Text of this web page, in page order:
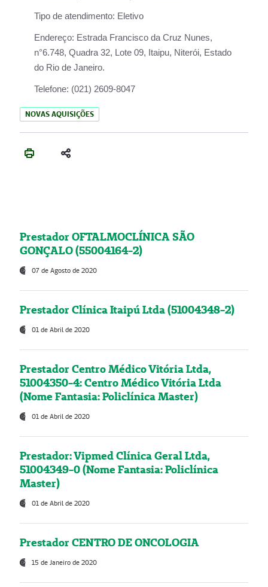
Tipo de atendimento: Eletivo
Endereço: Estrada Francisco da Cruz Nunes,
n°6.748, Quadra 32, Lote 09, Itaipu, Niterói, Estado
do Rio de Janeiro.
Telefone: (021) 2609-8047
NOVAS AQUISIÇÕES
Prestador OFTALMOCLÍNICA SÃO
GONÇALO (55004164-2)
07 de Agosto de 2020
Prestador Clínica Itaipú Ltda (51004348-2)
01 de Abril de 2020
Prestador Centro Médico Vitória Ltda,
51004350-4: Centro Médico Vitória Ltda
(Nome Fantasia: Policlínica Master)
01 de Abril de 2020
Prestador: Vipmed Clínica Geral Ltda,
51004349-0 (Nome Fantasia: Policlínica
Master)
01 de Abril de 2020
Prestador CENTRO DE ONCOLOGIA
15 de Janeiro de 2020